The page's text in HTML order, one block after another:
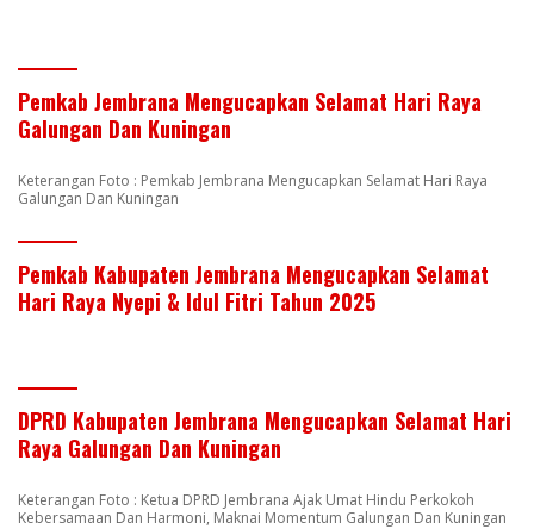
Pemkab Jembrana Mengucapkan Selamat Hari Raya
Galungan Dan Kuningan
Keterangan Foto : Pemkab Jembrana Mengucapkan Selamat Hari Raya
Galungan Dan Kuningan
Pemkab Kabupaten Jembrana Mengucapkan Selamat
Hari Raya Nyepi & Idul Fitri Tahun 2025
DPRD Kabupaten Jembrana Mengucapkan Selamat Hari
Raya Galungan Dan Kuningan
Keterangan Foto : Ketua DPRD Jembrana Ajak Umat Hindu Perkokoh
Kebersamaan Dan Harmoni, Maknai Momentum Galungan Dan Kuningan